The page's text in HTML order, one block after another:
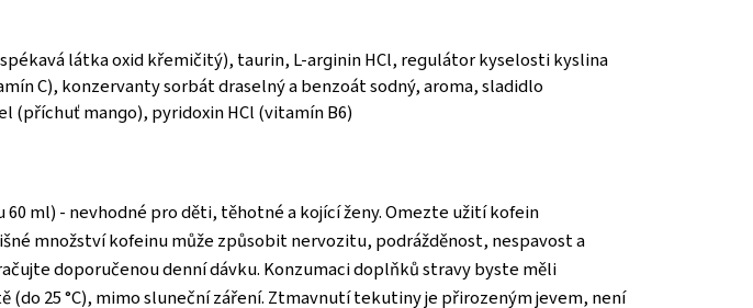
látka oxid křemičitý), taurin, L-arginin HCl, regulátor kyselosti kyslina
C), konzervanty sorbát draselný a benzoát sodný, aroma, sladidlo
(příchuť mango), pyridoxin HCl (vitamín B6)
ml) - nevhodné pro děti, těhotné a kojící ženy. Omezte užití kofein
množství kofeinu může způsobit nervozitu, podrážděnost, nespavost a
doporučenou denní dávku. Konzumaci doplňků stravy byste měli
25 °C), mimo sluneční záření. Ztmavnutí tekutiny je přirozeným jevem, není